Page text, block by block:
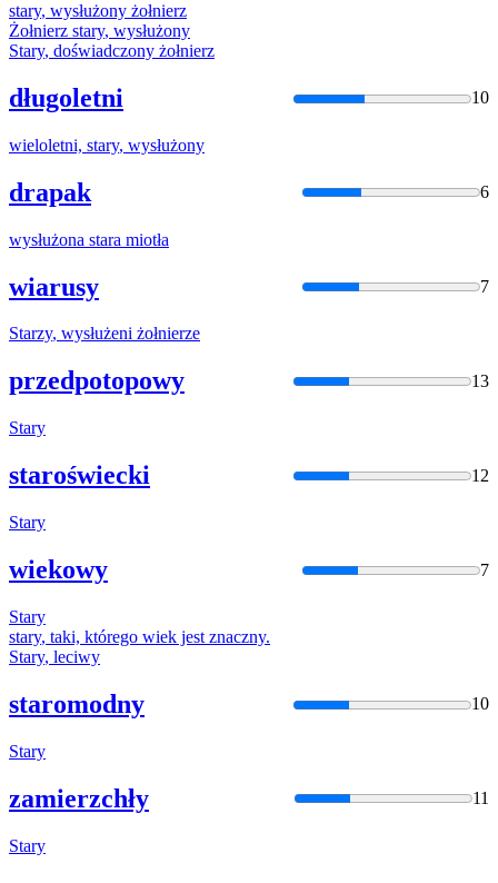
stary, wysłużony żołnierz
Żołnierz stary, wysłużony
Stary, doświadczony żołnierz
długoletni 10
wieloletni, stary, wysłużony
drapak 6
wysłużona stara miotła
wiarusy 7
Starzy, wysłużeni żołnierze
przedpotopowy 13
Stary
staroświecki 12
Stary
wiekowy 7
Stary
stary, taki, którego wiek jest znaczny.
Stary, leciwy
staromodny 10
Stary
zamierzchły 11
Stary